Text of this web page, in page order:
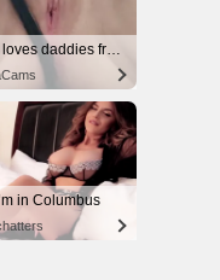
She loves daddies from United States
in Columbus